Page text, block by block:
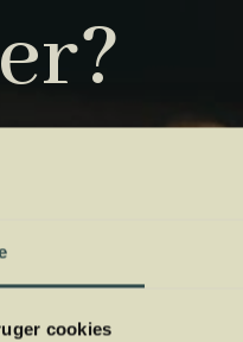
cookies
udtryk. Vi har
og orientere dig.